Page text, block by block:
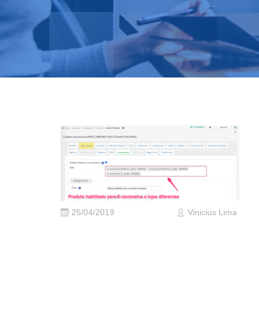
25/04/2019 Vinicius Lima